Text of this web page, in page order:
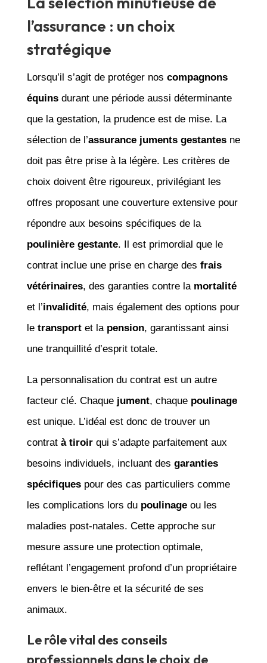
l’assurance : un choix
stratégique
Lorsqu’il s’agit de protéger nos compagnons
équinsdurant une période aussi déterminante
que la gestation, la prudence est de mise. La
sélection de l’assurance juments gestantesne
doit pas être prise à la légère. Les critères de
choix doivent être rigoureux, privilégiant les
offres proposant une couverture extensive pour
répondre aux besoins spécifiques de la
poulinière gestante. Il est primordial que le
contrat inclue une prise en charge des frais
vétérinaires, des garanties contre la mortalité
et l’invalidité, mais également des options pour
le transportet la pension, garantissant ainsi
une tranquillité d’esprit totale.
La personnalisation du contrat est un autre
facteur clé. Chaque jument, chaque poulinage
est unique. L’idéal est donc de trouver un
contrat à tiroirqui s’adapte parfaitement aux
besoins individuels, incluant des garanties
spécifiquespour des cas particuliers comme
les complications lors du poulinageou les
maladies post-natales. Cette approche sur
mesure assure une protection optimale,
reflétant l’engagement profond d’un propriétaire
envers le bien-être et la sécurité de ses
animaux.
Le rôle vital des conseils
professionnels dans le choix de